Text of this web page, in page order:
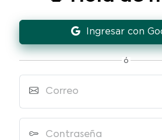
Ingresar con
ó
Correo
Contraseña